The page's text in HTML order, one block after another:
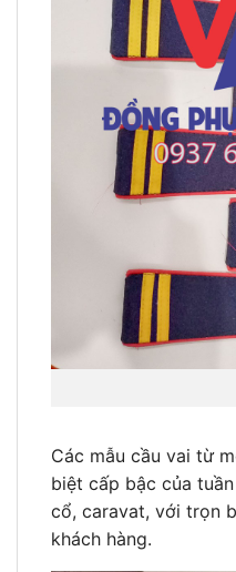
Cầu vai
Các mẫu cầu vai từ
biệt cấp bậc của
cổ, caravat, với trọn
khách hàng.